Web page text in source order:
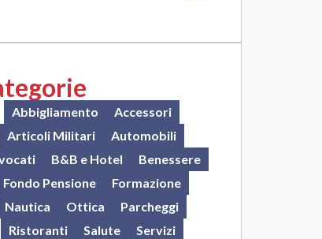
Abbigliamento
Accessori
Articoli Militari
Automobili
B&B e Hotel
Benessere
Fondo Pensione
Formazione
Nautica
Ottica
Parcheggi
Ristoranti
Salute
Servizi